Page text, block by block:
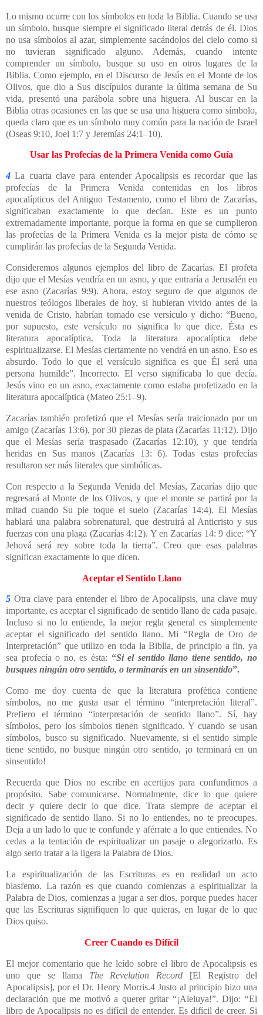
Lo mismo ocurre con los símbolos en toda la Biblia. Cuando se usa
un símbolo, busque siempre el significado literal detrás de él. Dios
no usa símbolos al azar, simplemente sacándolos del cielo como si
no tuvieran significado alguno. Además, cuando intente
comprender un símbolo, busque su uso en otros lugares de la
Biblia. Como ejemplo, en el Discurso de Jesús en el Monte de los
Olivos, que dio a Sus discípulos durante la última semana de Su
vida, presentó una parábola sobre una higuera. Al buscar en la
Biblia otras ocasiones en las que se usa una higuera como símbolo,
queda claro que es un símbolo muy común para la nación de Israel
(Oseas 9:10, Joel 1:7 y Jeremías 24:1–10).
Usar las Profecías de la Primera Venida como Guía
4 La cuarta clave para entender Apocalipsis es recordar que las
profecías de la Primera Venida contenidas en los libros
apocalípticos del Antiguo Testamento, como el libro de Zacarías,
significaban exactamente lo que decían. Este es un punto
extremadamente importante, porque la forma en que se cumplieron
las profecías de la Primera Venida es la mejor pista de cómo se
cumplirán las profecías de la Segunda Venida.
Consideremos algunos ejemplos del libro de Zacarías. El profeta
dijo que el Mesías vendría en un asno, y que entraría a Jerusalén en
ese asno (Zacarías 9:9). Ahora, estoy seguro de que algunos de
nuestros teólogos liberales de hoy, si hubieran vivido antes de la
venida de Cristo, habrían tomado ese versículo y dicho: “Bueno,
por supuesto, este versículo no significa lo que dice. Ésta es
literatura apocalíptica. Toda la literatura apocalíptica debe
espiritualizarse. El Mesías ciertamente no vendrá en un asno. Eso es
absurdo. Todo lo que el versículo significa es que Él será una
persona humilde”. Incorrecto. El verso significaba lo que decía.
Jesús vino en un asno, exactamente como estaba profetizado en la
literatura apocalíptica (Mateo 25:1–9).
Zacarías también profetizó que el Mesías sería traicionado por un
amigo (Zacarías 13:6), por 30 piezas de plata (Zacarías 11:12). Dijo
que el Mesías sería traspasado (Zacarías 12:10), y que tendría
heridas en Sus manos (Zacarías 13: 6). Todas estas profecías
resultaron ser más literales que simbólicas.
Con respecto a la Segunda Venida del Mesías, Zacarías dijo que
regresará al Monte de los Olivos, y que el monte se partirá por la
mitad cuando Su pie toque el suelo (Zacarías 14:4). El Mesías
hablará una palabra sobrenatural, que destruirá al Anticristo y sus
fuerzas con una plaga (Zacarías 4:12). Y en Zacarías 14: 9 dice: “Y
Jehová será rey sobre toda la tierra”. Creo que esas palabras
significan exactamente lo que dicen.
Aceptar el Sentido Llano
5 Otra clave para entender el libro de Apocalipsis, una clave muy
importante, es aceptar el significado de sentido llano de cada pasaje.
Incluso si no lo entiende, la mejor regla general es simplemente
aceptar el significado del sentido llano. Mi “Regla de Oro de
Interpretación” que utilizo en toda la Biblia, de principio a fin, ya
sea profecía o no, es ésta: “Si el sentido llano tiene sentido, no
busques ningún otro sentido, o terminarás en un sinsentido”.
Como me doy cuenta de que la literatura profética contiene
símbolos, no me gusta usar el término “interpretación literal”.
Prefiero el término “interpretación de sentido llano”. Sí, hay
símbolos, pero los símbolos tienen significado. Y cuando se usan
símbolos, busco su significado. Nuevamente, si el sentido simple
tiene sentido, no busque ningún otro sentido, ¡o terminará en un
sinsentido!
Recuerda que Dios no escribe en acertijos para confundirnos a
propósito. Sabe comunicarse. Normalmente, dice lo que quiere
decir y quiere decir lo que dice. Trata siempre de aceptar el
significado de sentido llano. Si no lo entiendes, no te preocupes.
Deja a un lado lo que te confunde y aférrate a lo que entiendes. No
cedas a la tentación de espiritualizar un pasaje o alegorizarlo. Es
algo serio tratar a la ligera la Palabra de Dios.
La espiritualización de las Escrituras es en realidad un acto
blasfemo. La razón es que cuando comienzas a espiritualizar la
Palabra de Dios, comienzas a jugar a ser dios, porque puedes hacer
que las Escrituras signifiquen lo que quieras, en lugar de lo que
Dios quiso.
Creer Cuando es Difícil
El mejor comentario que he leído sobre el libro de Apocalipsis es
uno que se llama The Revelation Record [El Registro del
Apocalipsis], por el Dr. Henry Morris.4 Justo al principio hizo una
declaración que me motivó a querer gritar “¡Aleluya!”. Dijo: “El
libro de Apocalipsis no es difícil de entender. Es difícil de creer. Si